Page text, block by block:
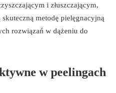
i złuszczającym,
metodę pielęgnacyjną
rozwiązań w dążeniu do
w peelingach